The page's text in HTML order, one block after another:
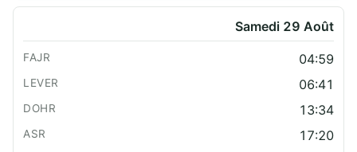
Samedi 29 Août
04:59
06:41
13:34
17:20